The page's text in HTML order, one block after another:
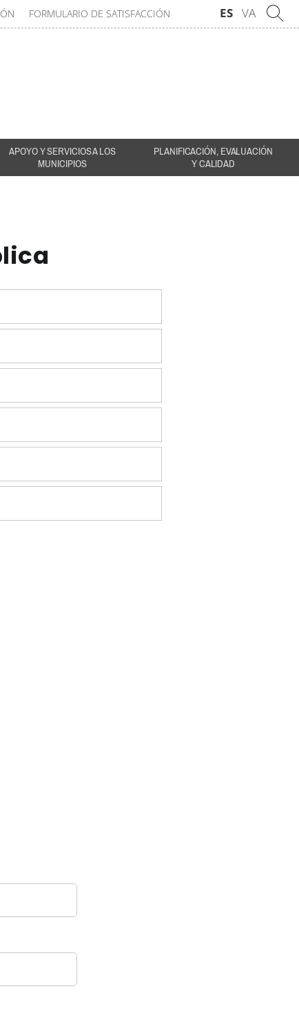
FORMULARIO DE SATISFACCIÓN ES VA
APOYO Y SERVICIOS A LOS
MUNICIPIOS
PLANIFICACIÓN, EVALUACIÓN
Y CALIDAD